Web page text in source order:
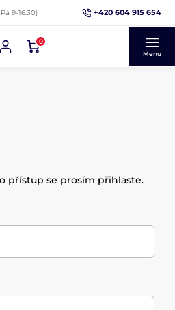
9-16:30) +420 604 915 654
0
Menu
přístup se prosím přihlaste.